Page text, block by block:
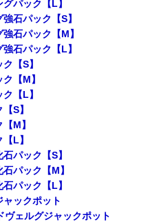
パック【L】
石パック【S】
石パック【M】
石パック【L】
【S】
【M】
【L】
S】
M】
L】
パック【S】
パック【M】
パック【L】
ャックポット
ヴェルグジャックポット